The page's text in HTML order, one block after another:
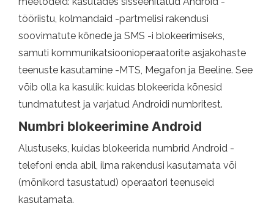
tööriistu, kolmandaid -partmelisi rakendusi
soovimatute kõnede ja SMS -i blokeerimiseks,
samuti kommunikatsioonioperaatorite asjakohaste
teenuste kasutamine -MTS, Megafon ja Beeline. See
võib olla ka kasulik: kuidas blokeerida kõnesid
tundmatutest ja varjatud Androidi numbritest.
Numbri blokeerimine Android
Alustuseks, kuidas blokeerida numbrid Android -
telefoni enda abil, ilma rakendusi kasutamata või
(mõnikord tasustatud) operaatori teenuseid
kasutamata.